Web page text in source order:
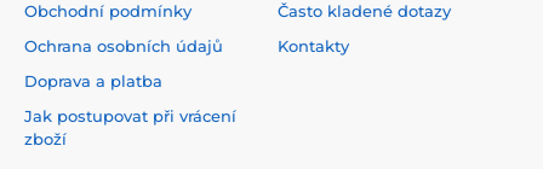
přísné normy a mají VOC i GREENGUARD GOLD
certifikaci. Navíc jsou bez obsahu PVC a lepidlo je na
Obchodní podmínky
Ochrana osobních údajů
Doprava a platba
Jak postupovat při vrácení
zboží
Často kladené dotazy
Kontakty